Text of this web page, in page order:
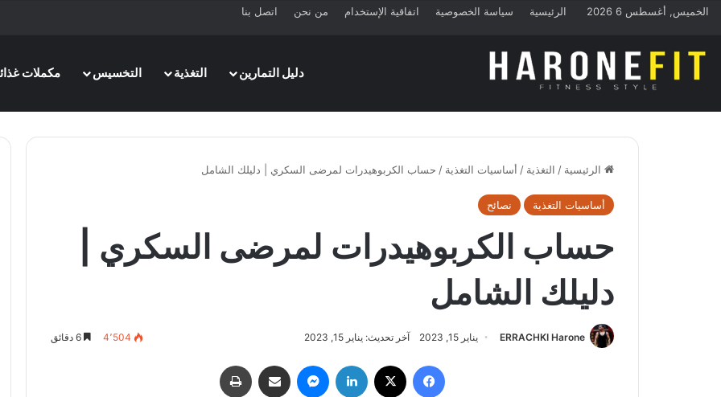
الخميس, أغسطس 6 2026 الرئيسية سياسة الخصوصية اتفاقية الإستخدام من نحن اتصل بنا
دليل التمارين
التغذية التخسيس مكملات
الرئيسية / التغذية / أساسيات التغذية / حساب الكربوهيدرات لمرضى السكري | دليلك الشامل
أساسيات التغذية نصائح
حساب الكربوهيدرات لمرضى السكري |
دليلك الشامل
ERRACHKI Harone يناير 15, 2023 آخر تحديث: يناير 15, 2023 4٬504
فيسبوك لينكدإن ماسنجر مشاركة عبر البريد